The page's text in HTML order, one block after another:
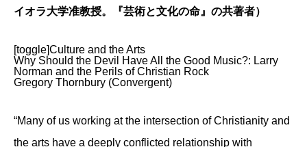
イオラ大学准教授。『芸術と文化の命』の共著者）
[toggle]Culture and the Arts
Why Should the Devil Have All the Good Music?: Larry
Norman and the Perils of Christian Rock
Gregory Thornbury (Convergent)
“Many of us working at the intersection of Christianity and
the arts have a deeply conflicted relationship with